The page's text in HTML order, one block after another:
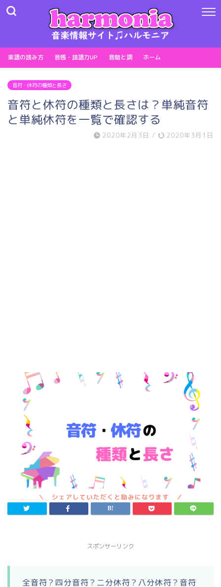
楽譜の読み方 音感・読譜力UP 音階と調 ホーム
音符・休符の種類と長さ
音符と休符の種類と長さは？単純音符
と単純休符を一覧で確認する
2020年2月3日 / 2020年3月1日
スポンサーリンク
全音符？四分音符？二分休符？八分休符？音符